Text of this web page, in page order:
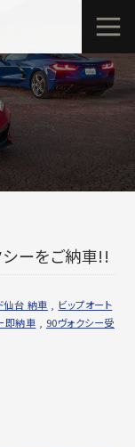
ーをご納車!!
仙台 納車
ビップオート
即納車
90ヴォクシー受